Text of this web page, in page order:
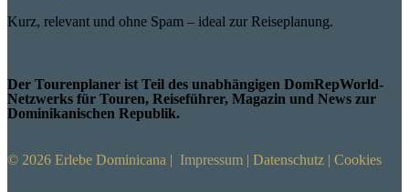
Kurz, relevant und ohne Spam – ideal zur Reiseplanung.
Der Tourenplaner ist Teil des unabhängigen DomRepWorld-
Netzwerks für Touren, Reiseführer, Magazin und News zur
Dominikanischen Republik.
© 2026 Erlebe Dominicana | Impressum | Datenschutz | Cookies